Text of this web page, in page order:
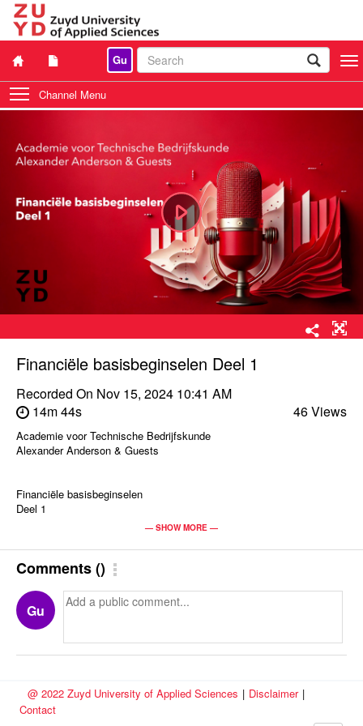
Gu
Channel Menu
Financiële basisbeginselen Deel 1
Recorded On Nov 15, 2024 10:41 AM
14m 44s
46 Views
Academie voor Technische Bedrijfskunde
Alexander Anderson & Guests
Financiële basisbeginselen
Deel 1
Alexander Anderson
— SHOW MORE —
Comments()
Gu
@ 2022 Zuyd University of Applied Sciences | Disclaimer |
Contact